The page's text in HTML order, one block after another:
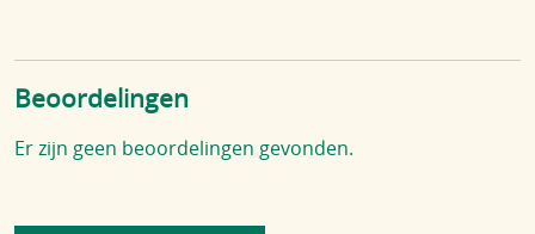
Beoordelingen
Er zijn geen beoordelingen gevonden.